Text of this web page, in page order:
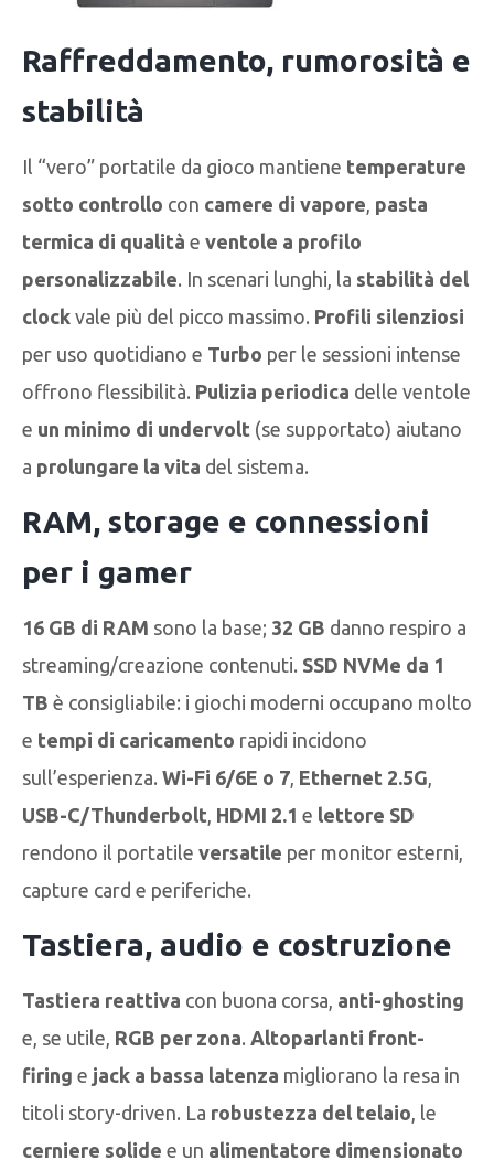
Raffreddamento, rumorosità e
stabilità
Il “vero” portatile da gioco mantiene temperature
sotto controllo con camere di vapore, pasta
termica di qualità e ventole a profilo
personalizzabile. In scenari lunghi, la stabilità del
clock vale più del picco massimo. Profili silenziosi
per uso quotidiano e Turbo per le sessioni intense
offrono flessibilità. Pulizia periodica delle ventole
e un minimo di undervolt (se supportato) aiutano
a prolungare la vita del sistema.
RAM, storage e connessioni
per i gamer
16 GB di RAM sono la base; 32 GB danno respiro a
streaming/creazione contenuti. SSD NVMe da 1
TB è consigliabile: i giochi moderni occupano molto
e tempi di caricamento rapidi incidono
sull’esperienza. Wi-Fi 6/6E o 7, Ethernet 2.5G,
USB-C/Thunderbolt, HDMI 2.1 e lettore SD
rendono il portatile versatile per monitor esterni,
capture card e periferiche.
Tastiera, audio e costruzione
Tastiera reattiva con buona corsa, anti-ghosting
e, se utile, RGB per zona. Altoparlanti front-
firing e jack a bassa latenza migliorano la resa in
titoli story-driven. La robustezza del telaio, le
cerniere solide e un alimentatore dimensionato